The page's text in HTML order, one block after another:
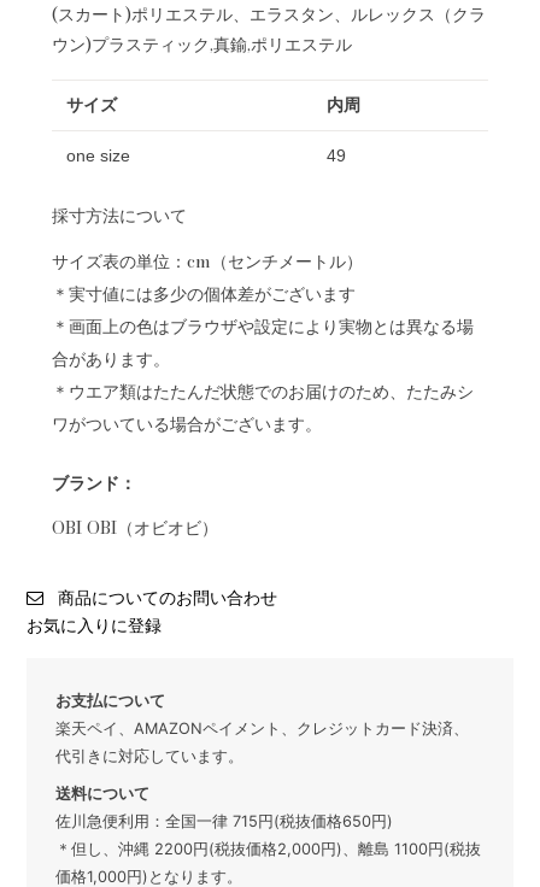
(スカート)ポリエステル、エラスタン、ルレックス（クラ
ウン)プラスティック,真鍮,ポリエステル
サイズ 内周
one size 49
採寸方法について
サイズ表の単位：cm（センチメートル）
＊実寸値には多少の個体差がございます
＊画面上の色はブラウザや設定により実物とは異なる場
合があります。
＊ウエア類はたたんだ状態でのお届けのため、たたみシ
ワがついている場合がございます。
ブランド：
OBI OBI（オビオビ）
商品についてのお問い合わせ
お気に入りに登録
お支払について
楽天ペイ、AMAZONペイメント、クレジットカード決済、
代引きに対応しています。
送料について
佐川急便利用：全国一律 715円(税抜価格650円)
＊但し、沖縄 2200円(税抜価格2,000円)、離島 1100円(税抜
価格1,000円)となります。